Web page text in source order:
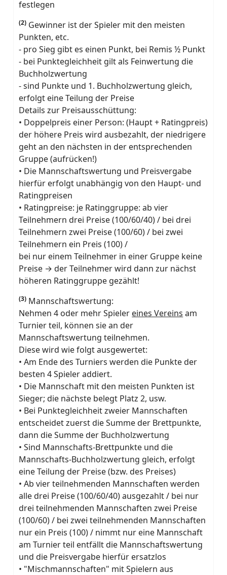
festlegen
(2) Gewinner ist der Spieler mit den meisten
Punkten, etc.
- pro Sieg gibt es einen Punkt, bei Remis ½ Punkt
- bei Punktegleichheit gilt als Feinwertung die
Buchholzwertung
- sind Punkte und 1. Buchholzwertung gleich,
erfolgt eine Teilung der Preise
Details zur Preisausschüttung:
• Doppelpreis einer Person: (Haupt + Ratingpreis)
der höhere Preis wird ausbezahlt, der niedrigere
geht an den nächsten in der entsprechenden
Gruppe (aufrücken!)
• Die Mannschaftswertung und Preisvergabe
hierfür erfolgt unabhängig von den Haupt- und
Ratingpreisen
• Ratingpreise: je Ratinggruppe: ab vier
Teilnehmern drei Preise (100/60/40) / bei drei
Teilnehmern zwei Preise (100/60) / bei zwei
Teilnehmern ein Preis (100) /
bei nur einem Teilnehmer in einer Gruppe keine
Preise → der Teilnehmer wird dann zur nächst
höheren Ratinggruppe gezählt!
(3) Mannschaftswertung:
Nehmen 4 oder mehr Spieler eines Vereins am
Turnier teil, können sie an der
Mannschaftswertung teilnehmen.
Diese wird wie folgt ausgewertet:
• Am Ende des Turniers werden die Punkte der
besten 4 Spieler addiert.
• Die Mannschaft mit den meisten Punkten ist
Sieger; die nächste belegt Platz 2, usw.
• Bei Punktegleichheit zweier Mannschaften
entscheidet zuerst die Summe der Brettpunkte,
dann die Summe der Buchholzwertung
• Sind Mannschafts-Brettpunkte und die
Mannschafts-Buchholzwertung gleich, erfolgt
eine Teilung der Preise (bzw. des Preises)
• Ab vier teilnehmenden Mannschaften werden
alle drei Preise (100/60/40) ausgezahlt / bei nur
drei teilnehmenden Mannschaften zwei Preise
(100/60) / bei zwei teilnehmenden Mannschaften
nur ein Preis (100) / nimmt nur eine Mannschaft
am Turnier teil entfällt die Mannschaftswertung
und die Preisvergabe hierfür ersatzlos
• "Mischmannschaften" mit Spielern aus